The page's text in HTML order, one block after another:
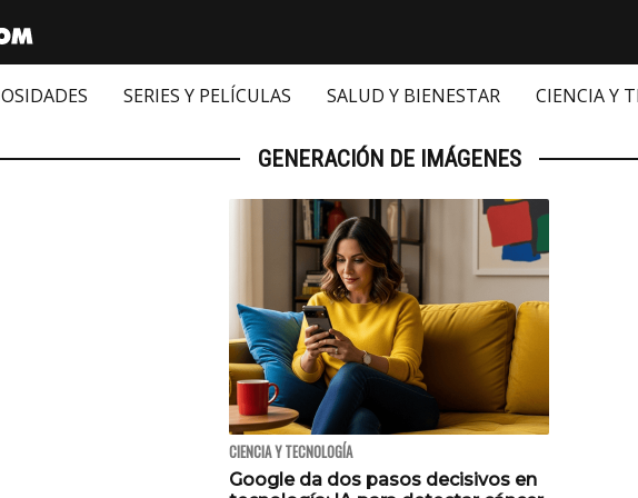
SERIES Y PELÍCULAS SALUD Y BIENESTAR CIENCIA Y
GENERACIÓN DE IMÁGENES
CIENCIA Y TECNOLOGÍA
Google da dos pasos decisivos en